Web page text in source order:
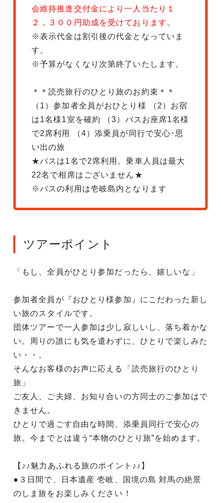
会維持推進交付金により一人当たり１
２，３００円助成を受けております。
※表示代金は割引後の代金となっていま
す。
※予算がなくなり次第終了いたします。
＊＊読売旅行のひとり旅のお約束＊＊
（1）参加者全員がおひとり様 （2）お宿
は1名様1室を確約 （3）バスお座席1名様
で2席利用 （4）添乗員が同行で安心･思
い出の旅
★バスは1名で2席利用。乗車人員は最大
22名で相席はございません★
※バスの利用は壱岐島内となります
ツアーポイント
「もし、全員がひとり参加だったら、嬉しいな」
参加者全員が『おひとり様参加』にこだわった新し
い旅のスタイルです。
団体ツアーで一人参加は少し寂しいし、落ち着かな
い。周りの誰にも気を遣わずに、ひとりで楽しみた
い・・。
そんなお客様のお声に応える「読売旅行のひとり
旅」
ご友人、ご夫婦、お知り合いの方同士のご参加はで
きません。
ひとりで過ごす自由な時間、添乗員同行で安心の
旅。今までとは違う“本物のひとり旅”を始めます。
【♪♪魅力あふれる旅のポイント♪♪】
●３日間で、日本遺産 壱岐、国境の島 対馬の絶景
のしま旅をお楽しみください！